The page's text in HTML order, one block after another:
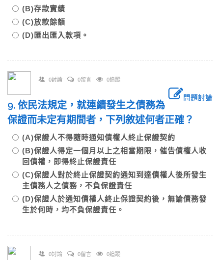
(B)存款實績
(C)放款餘額
(D)匯出匯入款項。
0討論 0留言 0追蹤
問題討論
9. 依民法規定，就連續發生之債務為
保證而未定有期間者，下列敘述何者正確？
(A)保證人不得隨時通知債權人終止保證契約
(B)保證人得定一個月以上之相當期限，催告債權人收
回債權，即得終止保證責任
(C)保證人對於終止保證契約通知到達債權人後所發生
主債務人之債務，不負保證責任
(D)保證人於通知債權人終止保證契約後，無論債務發
生於何時，均不負保證責任。
0討論 0留言 0追蹤